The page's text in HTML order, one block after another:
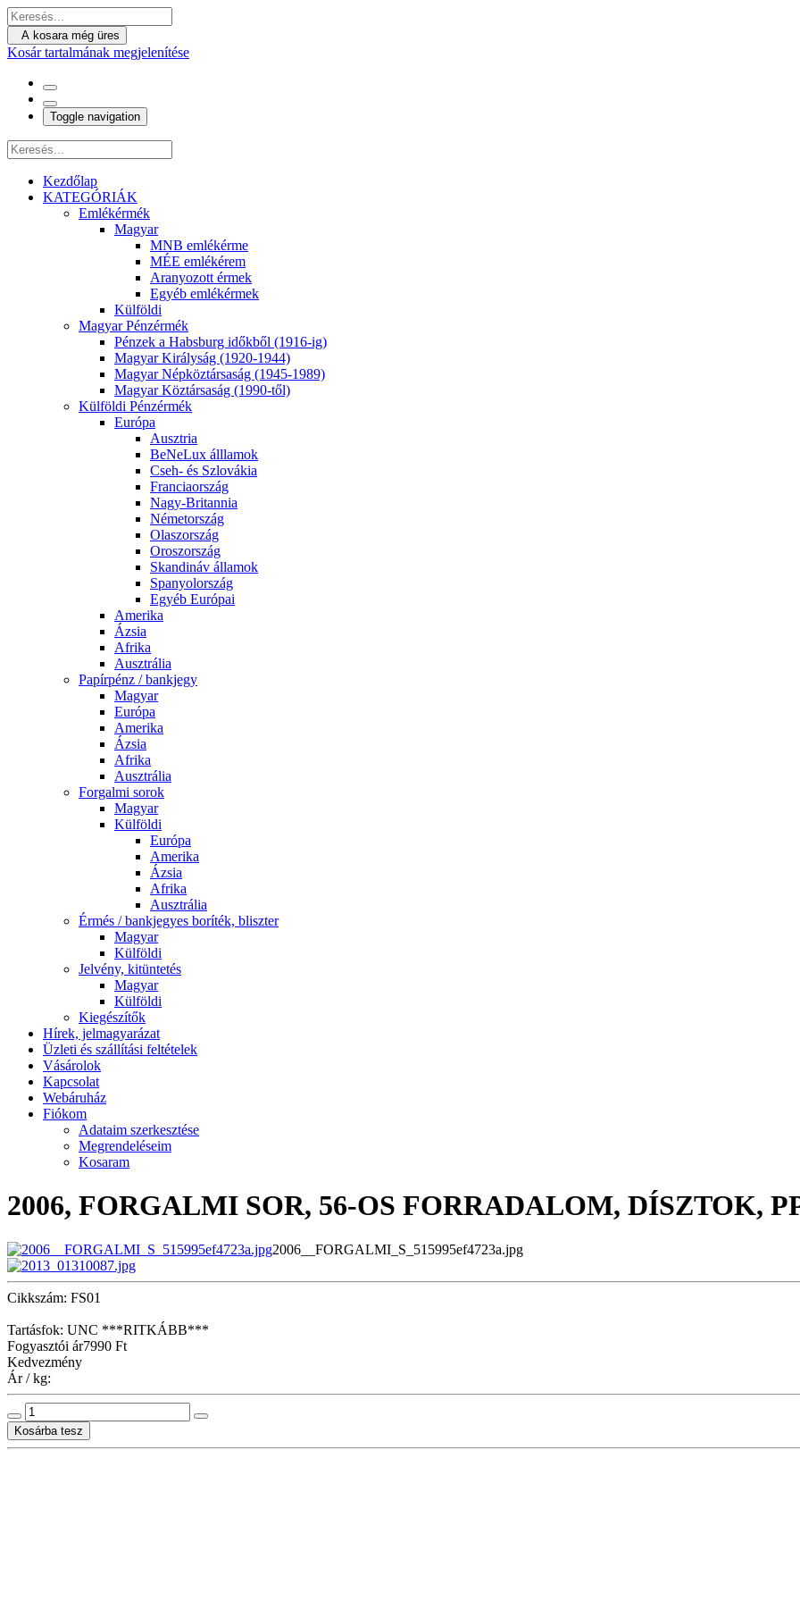
A kosara még üres
Kosár tartalmának megjelenítése
Toggle navigation
Kezdőlap
KATEGÓRIÁK
Emlékérmék
Magyar
MNB emlékérme
MÉE emlékérem
Aranyozott érmek
Egyéb emlékérmek
Külföldi
Magyar Pénzérmék
Pénzek a Habsburg időkből (1916-ig)
Magyar Királyság (1920-1944)
Magyar Népköztársaság (1945-1989)
Magyar Köztársaság (1990-től)
Külföldi Pénzérmék
Európa
Ausztria
BeNeLux álllamok
Cseh- és Szlovákia
Franciaország
Nagy-Britannia
Németország
Olaszország
Oroszország
Skandináv államok
Spanyolország
Egyéb Európai
Amerika
Ázsia
Afrika
Ausztrália
Papírpénz / bankjegy
Magyar
Európa
Amerika
Ázsia
Afrika
Ausztrália
Forgalmi sorok
Magyar
Külföldi
Európa
Amerika
Ázsia
Afrika
Ausztrália
Érmés / bankjegyes boríték, bliszter
Magyar
Külföldi
Jelvény, kitüntetés
Magyar
Külföldi
Kiegészítők
Hírek, jelmagyarázat
Üzleti és szállítási feltételek
Vásárolok
Kapcsolat
Webáruház
Fiókom
Adataim szerkesztése
Megrendeléseim
Kosaram
2006, FORGALMI SOR, 56-OS FORRADALOM, DÍSZTOK,
2006__FORGALMI_S_515995ef4723a.jpg
Cikkszám: FS01
Tartásfok: UNC ***RITKÁBB***
Fogyasztói ár7990 Ft
Kedvezmény
Ár / kg: